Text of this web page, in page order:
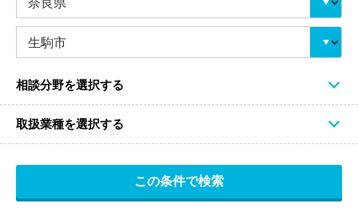
相談分野を選択する
取扱業種を選択する